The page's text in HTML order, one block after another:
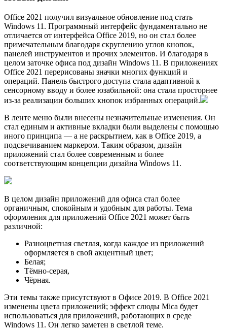
Office 2021 получил визуальное обновление под стать
Windows 11. Программный интерфейс фундаментально не
отличается от интерфейса Office 2019, но он стал более
примечательным благодаря скруглению углов кнопок,
панелей инструментов и прочих элементов. И благодаря в
целом заточке офиса под дизайн Windows 11. В приложениях
Office 2021 перерисованы значки многих функций и
операций. Панель быстрого доступа стала адаптивной к
сенсорному вводу и более юзабильной: она стала просторнее
из-за реализации больших кнопок избранных операций.
В ленте меню были внесены незначительные изменения. Он
стал единым и активные вкладки были выделены с помощью
иного принципа — а не раскрытием, как в Office 2019, а
подсвечиванием маркером. Таким образом, дизайн
приложений стал более современным и более
соответствующим концепции дизайна Windows 11.
В целом дизайн приложений для офиса стал более
органичным, спокойным и удобным для работы. Тема
оформления для приложений Office 2021 может быть
различной:
Разноцветная светлая, когда каждое из приложений
оформляется в свой акцентный цвет;
Белая;
Тёмно-серая,
Чёрная.
Эти темы также присутствуют в Офисе 2019. В Office 2021
изменены цвета приложений; эффект слюды Mica будет
использоваться для приложений, работающих в среде
Windows 11. Он легко заметен в светлой теме.